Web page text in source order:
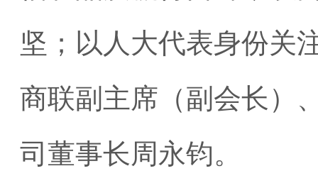
坚；以人大代表身份关
商联副主席（副会长）
司董事长周永钧。